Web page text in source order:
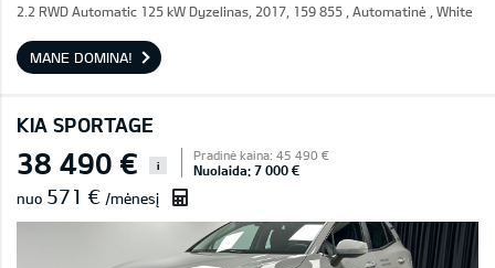
2.2 RWD Automatic 125 kW Dyzelinas, 2017, 159 855 , Automatinė , White
MANE DOMINA!
KIA SPORTAGE
38 490 € i
Pradinė kaina: 45 490 €
Nuolaida: 7 000 €
nuo 571 € /mėnesį